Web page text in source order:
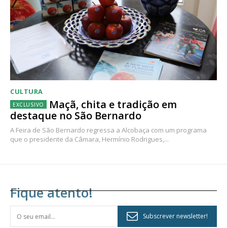
CULTURA
Maçã, chita e tradição em
destaque no São Bernardo
A Feira de São Bernardo regressa a Alcobaça com um programa
que o presidente da Câmara, Hermínio Rodrigues,...
Fique atento!
Subscrever newsletter!